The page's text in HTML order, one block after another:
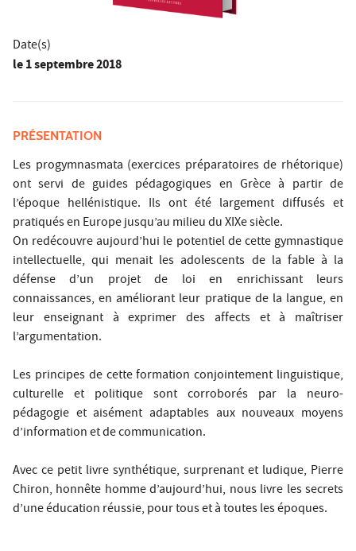
Date(s)
le1 septembre 2018
PRÉSENTATION
Les progymnasmata (exercices préparatoires de rhétorique)
ont servi de guides pédagogiques en Grèce à partir de
l’époque hellénistique. Ils ont été largement diffusés et
pratiqués en Europe jusqu’au milieu du XIXe siècle.
On redécouvre aujourd’hui le potentiel de cette gymnastique
intellectuelle, qui menait les adolescents de la fable à la
défense d’un projet de loi en enrichissant leurs
connaissances, en améliorant leur pratique de la langue, en
leur enseignant à exprimer des affects et à maîtriser
l’argumentation.
Les principes de cette formation conjointement linguistique,
culturelle et politique sont corroborés par la neuro-
pédagogie et aisément adaptables aux nouveaux moyens
d’information et de communication.
Avec ce petit livre synthétique, surprenant et ludique, Pierre
Chiron, honnête homme d’aujourd’hui, nous livre les secrets
d’une éducation réussie, pour tous et à toutes les époques.